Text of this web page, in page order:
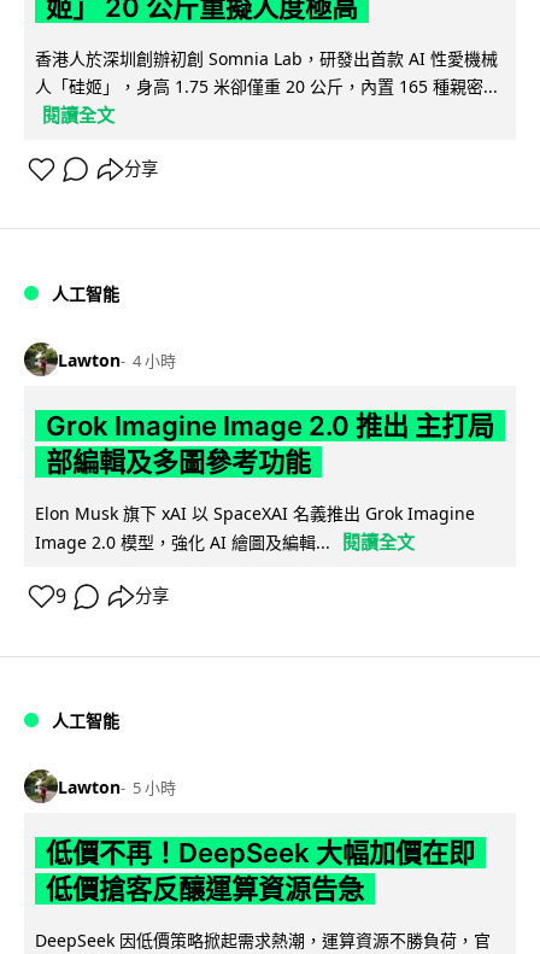
姬」 20 公斤重擬人度極高
香港人於深圳創辦初創 Somnia Lab，研發出首款 AI 性愛機械
人「硅姬」，身高 1.75 米卻僅重 20 公斤，內置 165 種親密...
閱讀全文
分享
人工智能
Lawton 4 小時
Grok Imagine Image 2.0 推出 主打局
部編輯及多圖參考功能
Elon Musk 旗下 xAI 以 SpaceXAI 名義推出 Grok Imagine
Image 2.0 模型，強化 AI 繪圖及編輯...
閱讀全文
9 分享
人工智能
Lawton 5 小時
低價不再！DeepSeek 大幅加價在即
低價搶客反釀運算資源告急
DeepSeek 因低價策略掀起需求熱潮，運算資源不勝負荷，官